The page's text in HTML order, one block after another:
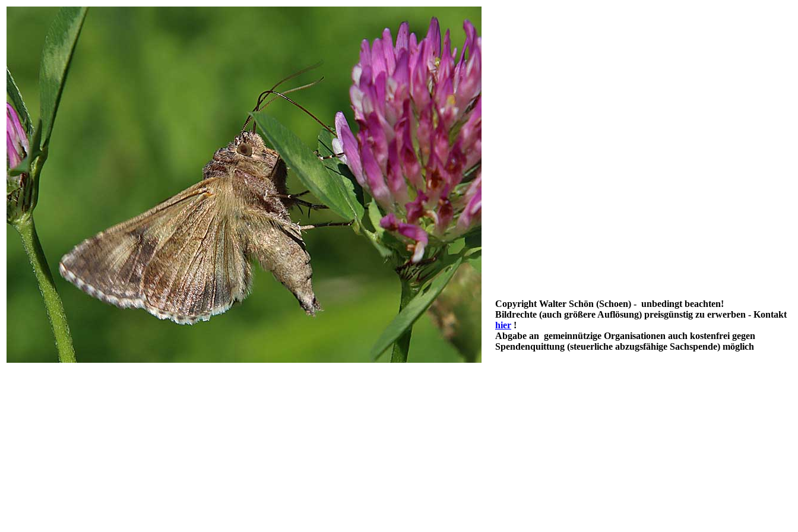
Copyright Walter Schön (Schoen) - unbedingt beachten!
Bildrechte (auch größere Auflösung) preisgünstig zu erwerben - Kontakt
hier !
Abgabe an gemeinnützige Organisationen auch kostenfrei gegen
Spendenquittung (steuerliche abzugsfähige Sachspende) möglich